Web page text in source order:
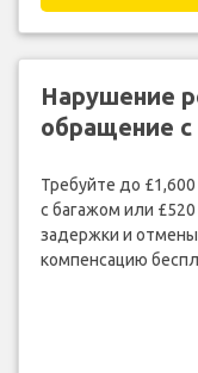
Нарушение
обращение с
Требуйте до
с багажом или
задержки и
компенсацию